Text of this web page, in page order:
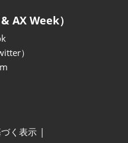
AX Week）
）
く表示